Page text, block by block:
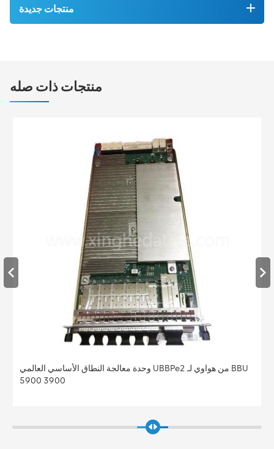
منتجات جديدة
منتجات ذات صله
وحدة معالجة النطاق الأساسي العالمي UBBPe2 من هواوي لـ BBU
5900 3900